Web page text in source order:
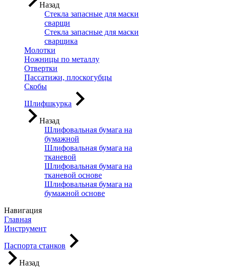
Назад
Стекла запасные для маски
сварщи
Стекла запасные для маски
сварщика
Молотки
Ножницы по металлу
Отвертки
Пассатижи, плоскогубцы
Скобы
Шлифшкурка
Назад
Шлифовальная бумага на
бумажной
Шлифовальная бумага на
тканевой
Шлифовальная бумага на
тканевой основе
Шлифовальная бумага на
бумажной основе
Навигация
Главная
Инструмент
Паспорта станков
Назад